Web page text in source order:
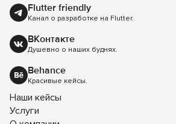
Наши кейсы
Услуги
Flutter friendly
Канал о разработке на Flutter.
ВКонтакте
Душевно о наших буднях.
Behance
Красивые кейсы.